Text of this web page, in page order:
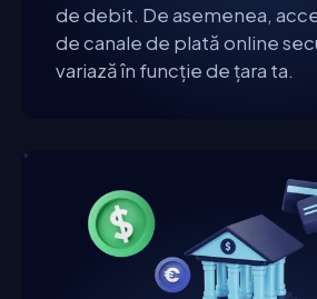
de debit. De asemenea,
de canale de plată online
variază în funcție de țara ta.